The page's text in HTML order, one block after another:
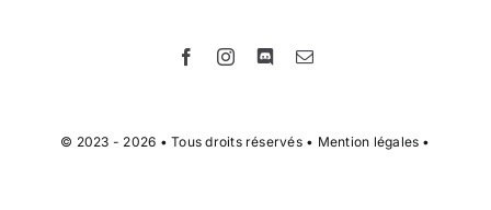
© 2023 - 2026 • Tous droits réservés • Mention légales •